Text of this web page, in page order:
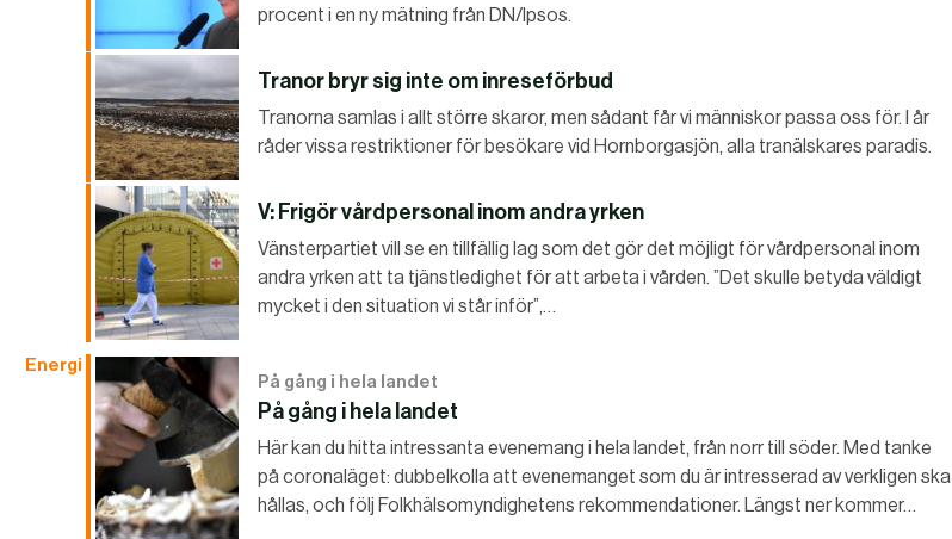
procent i en ny mätning från DN/Ipsos.
Tranor bryr sig inte om inreseförbud
Tranorna samlas i allt större skaror, men sådant får vi människor passa oss för. I år
råder vissa restriktioner för besökare vid Hornborgasjön, alla tranälskares paradis.
V: Frigör vårdpersonal inom andra yrken
Vänsterpartiet vill se en tillfällig lag som det gör det möjligt för vårdpersonal inom
andra yrken att ta tjänstledighet för att arbeta i vården. ”Det skulle betyda väldigt
mycket i den situation vi står inför”,…
Energi
På gång i hela landet
På gång i hela landet
Här kan du hitta intressanta evenemang i hela landet, från norr till söder. Med tanke
på coronaläget: dubbelkolla att evenemanget som du är intresserad av verkligen ska
hållas, och följ Folkhälsomyndighetens rekommendationer. Längst ner kommer…